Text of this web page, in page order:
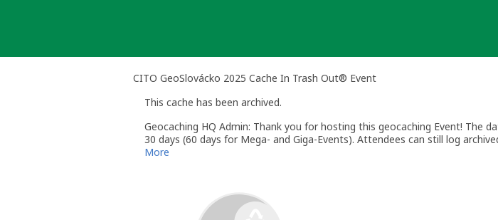
CITO GeoSlovácko 2025 Cache In Trash Out® Event
This cache has been archived.
Geocaching HQ Admin: Thank you for hosting this geocaching Event! The
30 days (60 days for Mega- and Giga-Events). Attendees can still log
More